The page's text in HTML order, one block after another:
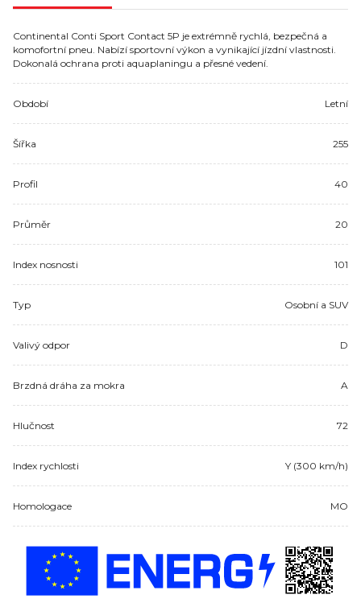
Continental Conti Sport Contact 5P je extrémně rychlá, bezpečná a
komofortní pneu. Nabízí sportovní výkon a vynikající jízdní vlastnosti.
Dokonalá ochrana proti aquaplaningu a přesné vedení.
Období Letní
Šířka 255
Profil 40
Průměr 20
Index nosnosti 101
Typ Osobní a SUV
Valivý odpor D
Brzdná dráha za mokra A
Hlučnost 72
Index rychlosti Y (300 km/h)
Homologace MO